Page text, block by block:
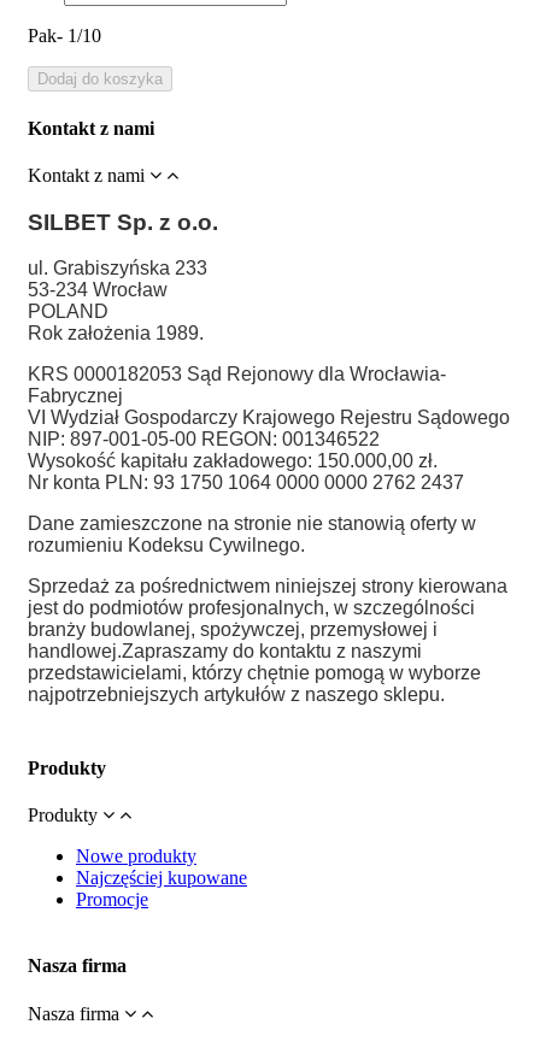
Pak- 1/10
Dodaj do koszyka
Kontakt z nami
Kontakt z nami
SILBET Sp. z o.o.
ul. Grabiszyńska 233
53-234 Wrocław
POLAND
Rok założenia 1989.
KRS 0000182053 Sąd Rejonowy dla Wrocławia-
Fabrycznej
VI Wydział Gospodarczy Krajowego Rejestru Sądowego
NIP: 897-001-05-00 REGON: 001346522
Wysokość kapitału zakładowego: 150.000,00 zł.
Nr konta PLN: 93 1750 1064 0000 0000 2762 2437
Dane zamieszczone na stronie nie stanowią oferty w
rozumieniu Kodeksu Cywilnego.
Sprzedaż za pośrednictwem niniejszej strony kierowana
jest do podmiotów profesjonalnych, w szczególności
branży budowlanej, spożywczej, przemysłowej i
handlowej.Zapraszamy do kontaktu z naszymi
przedstawicielami, którzy chętnie pomogą w wyborze
najpotrzebniejszych artykułów z naszego sklepu.
Produkty
Produkty
Nowe produkty
Najczęściej kupowane
Promocje
Nasza firma
Nasza firma